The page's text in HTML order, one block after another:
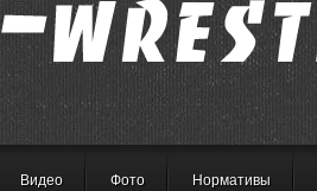
Видео Фото Нормативы